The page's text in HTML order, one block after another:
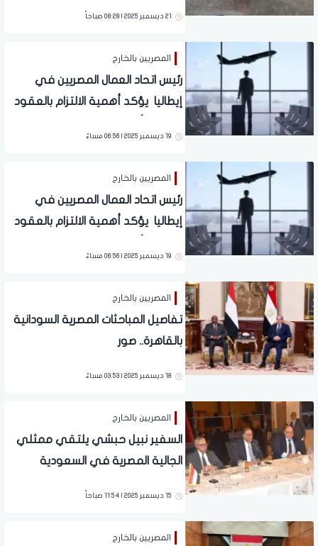
21 ديسمبر 2025 | 08:28 صباحاً
المصريين بالخارج
رئيس اتحاد العمال المصريين في
إيطاليا يؤكد أهمية الالتزام بالعقود
19 ديسمبر 2025 | 06:56 مساءً
المصريين بالخارج
رئيس اتحاد العمال المصريين في
إيطاليا يؤكد أهمية الالتزام بالعقود
19 ديسمبر 2025 | 06:56 مساءً
المصريين بالخارج
تفاصيل المباحثات المصرية السودانية
بالقاهرة.. صور
18 ديسمبر 2025 | 03:53 مساءً
المصريين بالخارج
السفير نبيل حبشي يلتقي ممثلي
الجالية المصرية في السعودية
15 ديسمبر 2025 | 11:54 صباحاً
المصريين بالخارج